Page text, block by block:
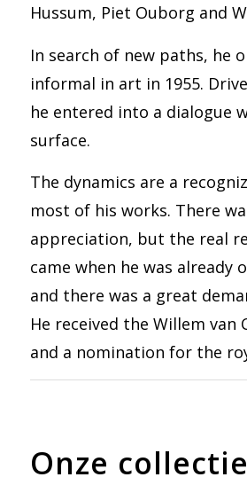
Hussum, Piet Ouborg and
In search of new paths, he
informal in art in 1955.
he entered into a dialogue
surface.
The dynamics are a
most of his works. There
appreciation, but the real
came when he was already
and there was a great
He received the Willem van
and a nomination for the
Onze collectie